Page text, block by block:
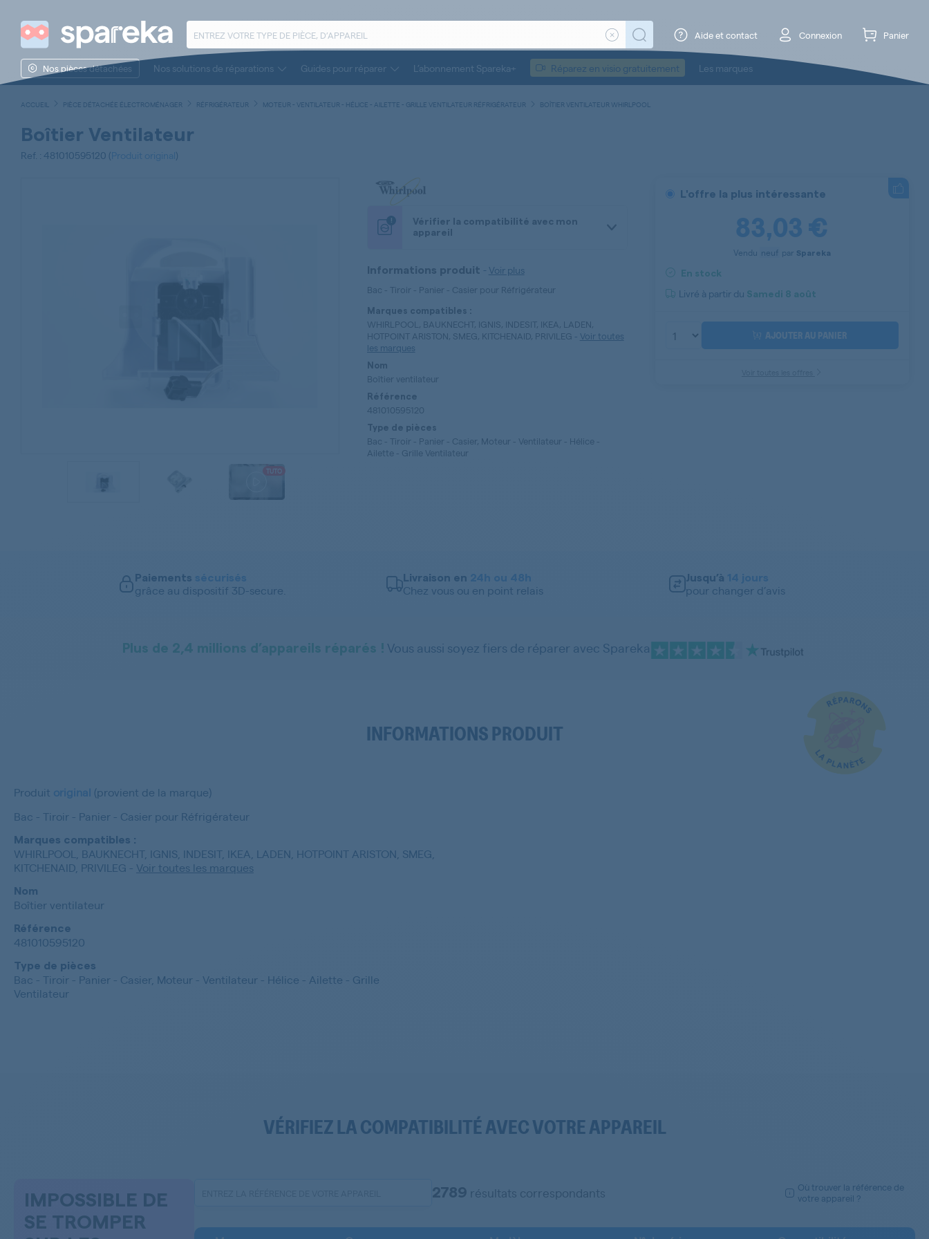
Aide et contact Connexion Panier
Nos pièces détachées Nos solutions de réparations Guides pour réparer L’abonnement Spareka+ Réparez en visio gratuitement Les marques
ACCUEIL PIÈCE DÉTACHÉE ÉLECTROMÉNAGER RÉFRIGÉRATEUR MOTEUR - VENTILATEUR - HÉLICE - AILETTE - GRILLE VENTILATEUR RÉFRIGÉRATEUR BOÎTIER VENTILATEUR WHIRLPOOL
Boîtier Ventilateur
Ref. : 481010595120 (Produit original)
TUTO
L'offre la plus intéressante
83,03 €
Vendu neuf par Spareka
En stock
Livré à partir du Samedi 8 août
AJOUTER AU PANIER
!
Vérifier la compatibilité avec mon
appareil
Informations produit - Voir plus
Bac - Tiroir - Panier - Casier pour Réfrigérateur
Marques compatibles :
WHIRLPOOL, BAUKNECHT, IGNIS, INDESIT, IKEA, LADEN,
HOTPOINT ARISTON, SMEG, KITCHENAID, PRIVILEG - Voir toutes
les marques
Nom
Boîtier ventilateur
Référence
481010595120
Type de pièces
Bac - Tiroir - Panier - Casier, Moteur - Ventilateur - Hélice -
Ailette - Grille Ventilateur
Paiements sécurisés
grâce au dispositif 3D-secure.
Livraison en 24h ou 48h
Chez vous ou en point relais
Jusqu’à 14 jours
pour changer d’avis
Plus de 2,4 millions d’appareils réparés ! Vous aussi soyez fiers de réparer avec Spareka
INFORMATIONS PRODUIT
Produit original (provient de la marque)
Bac - Tiroir - Panier - Casier pour Réfrigérateur
Marques compatibles :
WHIRLPOOL, BAUKNECHT, IGNIS, INDESIT, IKEA, LADEN, HOTPOINT ARISTON, SMEG,
KITCHENAID, PRIVILEG - Voir toutes les marques
Nom
Boîtier ventilateur
Référence
481010595120
Type de pièces
Bac - Tiroir - Panier - Casier, Moteur - Ventilateur - Hélice - Ailette - Grille
Ventilateur
VÉRIFIEZ LA COMPATIBILITÉ AVEC VOTRE APPAREIL
IMPOSSIBLE DE
SE TROMPER
2789 résultats correspondants
Où trouver la référence de
votre appareil ?